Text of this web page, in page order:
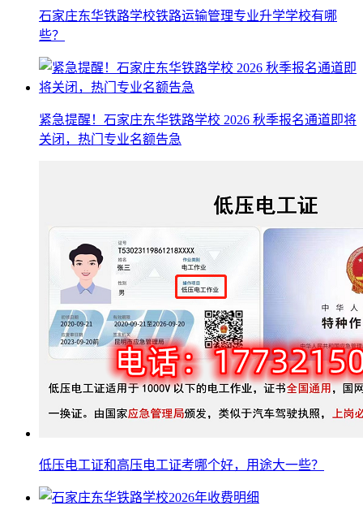
石家庄东华铁路学校铁路运输管理专业升学学校有哪
些？
紧急提醒！石家庄东华铁路学校 2026 秋季报名通道即将
关闭，热门专业名额告急
低压电工证和高压电工证考哪个好，用途大一些？